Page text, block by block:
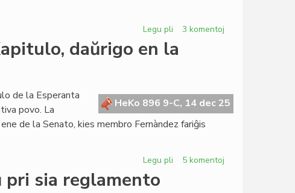
Legu pli pri
Tage
3 komentoj
daŭrigo en la
HeKo 896 9-C, 14 dec 25
de la Esperanta
povo. La
de la Senato, kies membro Fernàndez fariĝis
Legu pli 5 komentoj
pri sia reglamento